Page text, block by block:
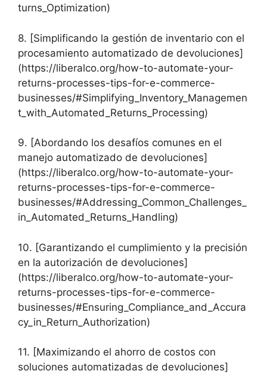
turns_Optimization)
8. [Simplificando la gestión de inventario con el
procesamiento automatizado de devoluciones]
(https://liberalco.org/how-to-automate-your-
returns-processes-tips-for-e-commerce-
businesses/#Simplifying_Inventory_Managemen
t_with_Automated_Returns_Processing)
9. [Abordando los desafíos comunes en el
manejo automatizado de devoluciones]
(https://liberalco.org/how-to-automate-your-
returns-processes-tips-for-e-commerce-
businesses/#Addressing_Common_Challenges_
in_Automated_Returns_Handling)
10. [Garantizando el cumplimiento y la precisión
en la autorización de devoluciones]
(https://liberalco.org/how-to-automate-your-
returns-processes-tips-for-e-commerce-
businesses/#Ensuring_Compliance_and_Accura
cy_in_Return_Authorization)
11. [Maximizando el ahorro de costos con
soluciones automatizadas de devoluciones]